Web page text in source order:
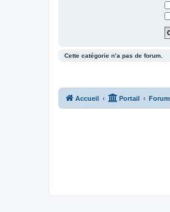
Cette catégorie n’a pas de forum.
Accueil Portail Forum